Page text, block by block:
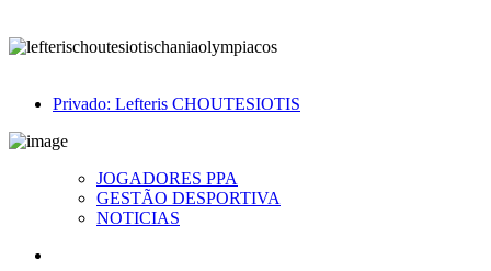
Privado: Lefteris CHOUTESIOTIS
JOGADORES PPA
GESTÃO DESPORTIVA
NOTICIAS